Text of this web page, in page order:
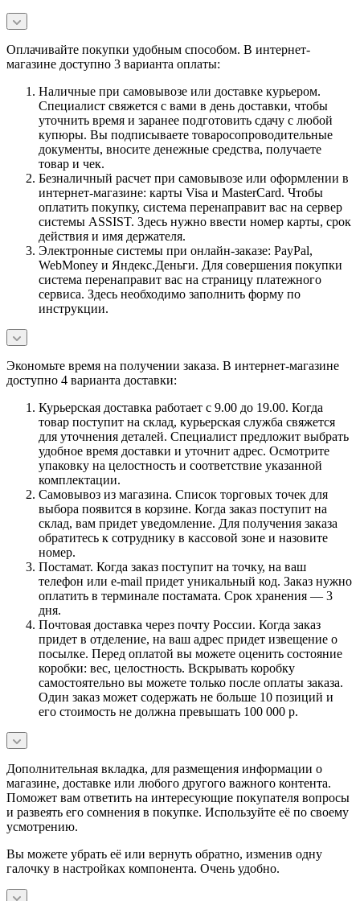
Оплачивайте покупки удобным способом. В интернет-
магазине доступно 3 варианта оплаты:
Наличные при самовывозе или доставке курьером.
Специалист свяжется с вами в день доставки, чтобы
уточнить время и заранее подготовить сдачу с любой
купюры. Вы подписываете товаросопроводительные
документы, вносите денежные средства, получаете
товар и чек.
Безналичный расчет при самовывозе или оформлении в
интернет-магазине: карты Visa и MasterCard. Чтобы
оплатить покупку, система перенаправит вас на сервер
системы ASSIST. Здесь нужно ввести номер карты, срок
действия и имя держателя.
Электронные системы при онлайн-заказе: PayPal,
WebMoney и Яндекс.Деньги. Для совершения покупки
система перенаправит вас на страницу платежного
сервиса. Здесь необходимо заполнить форму по
инструкции.
Экономьте время на получении заказа. В интернет-магазине
доступно 4 варианта доставки:
Курьерская доставка работает с 9.00 до 19.00. Когда
товар поступит на склад, курьерская служба свяжется
для уточнения деталей. Специалист предложит выбрать
удобное время доставки и уточнит адрес. Осмотрите
упаковку на целостность и соответствие указанной
комплектации.
Самовывоз из магазина. Список торговых точек для
выбора появится в корзине. Когда заказ поступит на
склад, вам придет уведомление. Для получения заказа
обратитесь к сотруднику в кассовой зоне и назовите
номер.
Постамат. Когда заказ поступит на точку, на ваш
телефон или e-mail придет уникальный код. Заказ нужно
оплатить в терминале постамата. Срок хранения — 3
дня.
Почтовая доставка через почту России. Когда заказ
придет в отделение, на ваш адрес придет извещение о
посылке. Перед оплатой вы можете оценить состояние
коробки: вес, целостность. Вскрывать коробку
самостоятельно вы можете только после оплаты заказа.
Один заказ может содержать не больше 10 позиций и
его стоимость не должна превышать 100 000 р.
Дополнительная вкладка, для размещения информации о
магазине, доставке или любого другого важного контента.
Поможет вам ответить на интересующие покупателя вопросы
и развеять его сомнения в покупке. Используйте её по своему
усмотрению.
Вы можете убрать её или вернуть обратно, изменив одну
галочку в настройках компонента. Очень удобно.